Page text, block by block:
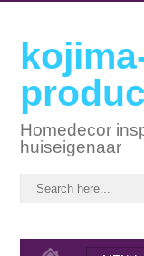
Homedecor
huiseigenaar